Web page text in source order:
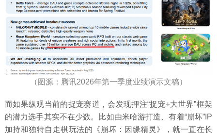
（图源：腾讯2026年第一季度业绩演示文稿）
而如果纵观当前的捉宠赛道，会发现押注“捉宠+大世界”框架
的潜力选手其实不在少数。比如由米哈游打造、有着“崩坏”IP
加持和独特自走棋玩法的《崩坏：因缘精灵》，就一直在长